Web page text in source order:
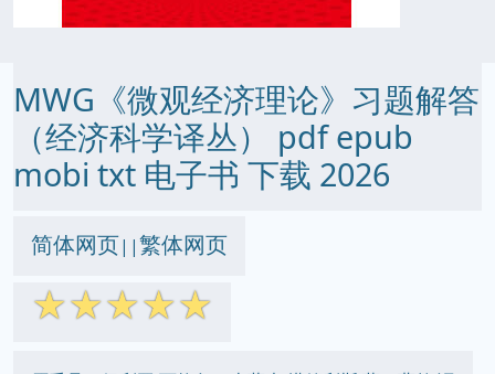
MWG《微观经济理论》习题解答
（经济科学译丛） pdf epub
mobi txt 电子书 下载 2026
简体网页||繁体网页
☆☆☆☆☆